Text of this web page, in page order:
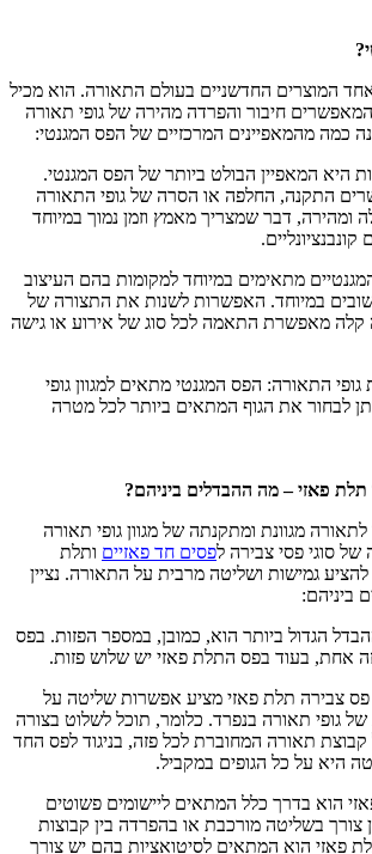
המוצרים החדשניים בעולם התאורה. הוא מכיל
חיבור והפרדה מהירה של גופי תאורה
כמה מהמאפיינים המרכזיים של הפס המגנטי:
היא המאפיין הבולט ביותר של הפס המגנטי.
התקנה, החלפה או הסרה של גופי התאורה
ומהירה, דבר שמצריך מאמץ וזמן נמוך במיוחד
מתאימים במיוחד למקומות בהם העיצוב
במיוחד. האפשרות לשנות את התצורה של
קלה מאפשרת התאמה לכל סוג של אירוע או גישה
התאורה: הפס המגנטי מתאים למגוון גופי
לבחור את הגוף המתאים ביותר לכל מטרה
פאזי – מה ההבדלים ביניהם?
מגוונת ומתקנתה של מגוון גופי תאורה
סוגי פסי צבירה לפסים חד פאזיים ותלת
גמישות ושליטה מרבית על התאורה. נציין
ביניהם:
הגדול ביותר הוא, כמובן, במספר הפזות. בפס
אחת, בעוד בפס התלת פאזי יש שלוש פזות.
צבירה תלת פאזי מציע אפשרות שליטה על
גופי תאורה בנפרד. כלומר, תוכל לשלוט בצורה
תאורה המחוברת לכל פזה, בניגוד לפס החד
היא על כל הגופים במקביל.
הוא בדרך כלל המתאים ליישומים פשוטים
צורך בשליטה מורכבת או בהפרדה בין קבוצות
פאזי הוא המתאים לסיטואציות בהם יש צורך